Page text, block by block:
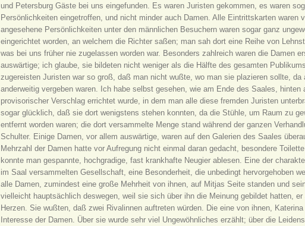
und Petersburg Gäste bei uns eingefunden. Es waren Juristen gekommen, es waren
Persönlichkeiten eingetroffen, und nicht minder auch Damen. Alle Eintrittskarten waren
angesehene Persönlichkeiten unter den männlichen Besuchern waren sogar ganz
eingerichtet worden, an welchem die Richter saßen; man sah dort eine Reihe von
was bei uns früher nie zugelassen worden war. Besonders zahlreich waren die Damen
auswärtige; ich glaube, sie bildeten nicht weniger als die Hälfte des gesamten
zugereisten Juristen war so groß, daß man nicht wußte, wo man sie plazieren sollte,
anderweitig vergeben waren. Ich habe selbst gesehen, wie am Ende des Saales,
provisorischer Verschlag errichtet wurde, in dem man alle diese fremden Juristen
sogar glücklich, daß sie dort wenigstens stehen konnten, da die Stühle, um Raum zu
entfernt worden waren; die dort versammelte Menge stand während der ganzen
Schulter. Einige Damen, vor allem auswärtige, waren auf den Galerien des Saales
Mehrzahl der Damen hatte vor Aufregung nicht einmal daran gedacht, besondere
konnte man gespannte, hochgradige, fast krankhafte Neugier ablesen. Eine der
im Saal versammelten Gesellschaft, eine Besonderheit, die unbedingt hervorgehoben
alle Damen, zumindest eine große Mehrheit von ihnen, auf Mitjas Seite standen und
vielleicht hauptsächlich deswegen, weil sie sich über ihn die Meinung gebildet hatten,
Herzen. Sie wußten, daß zwei Rivalinnen auftreten würden. Die eine von ihnen,
Interesse der Damen. Über sie wurde sehr viel Ungewöhnliches erzählt; über die